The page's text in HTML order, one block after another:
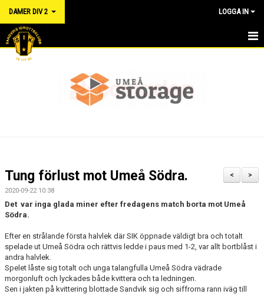
DAMER DIV 2 LOGGA IN
HEM
MATCHER
RÅD OCH VÅRD FÖR IDROTTSSKADOR - FÖRSÄKRING
LÄNKAR
KONTAKT
>
<
Tung förlust mot Umeå Södra.
2020-09-22 10:38
Det var inga glada miner efter fredagens match borta mot Umeå
Södra.
Efter en strålande första halvlek där SIK öppnade väldigt bra och totalt
spelade ut Umeå Södra och rättvis ledde i paus med 1-2, var allt bortblåst i
andra halvlek.
Spelet låste sig totalt och unga talangfulla Umeå Södra vädrade
morgonluft och lyckades både kvittera och ta ledningen.
Sen i jakten på kvittering blottade Sandvik sig och siffrorna rann iväg till